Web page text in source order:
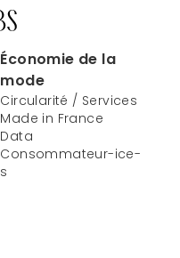
Économie de la
mode
Circularité / Services
Made in France
Data
Consommateur-ice-
s